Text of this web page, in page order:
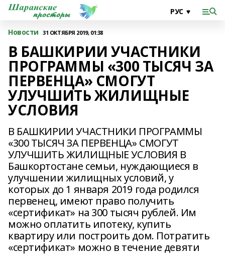
Новости 31 ОКТЯБРЯ 2019, 01:38
В БАШКИРИИ УЧАСТНИКИ
ПРОГРАММЫ «300 ТЫСЯЧ ЗА
ПЕРВЕНЦА» СМОГУТ
УЛУЧШИТЬ ЖИЛИЩНЫЕ
УСЛОВИЯ
В БАШКИРИИ УЧАСТНИКИ ПРОГРАММЫ
«300 ТЫСЯЧ ЗА ПЕРВЕНЦА» СМОГУТ
УЛУЧШИТЬ ЖИЛИЩНЫЕ УСЛОВИЯ В
Башкортостане семьи, нуждающиеся в
улучшении жилищных условий, у
которых до 1 января 2019 года родился
первенец, имеют право получить
«сертификат» на 300 тысяч рублей. Им
можно оплатить ипотеку, купить
квартиру или построить дом. Потратить
«сертификат» можно в течение девяти